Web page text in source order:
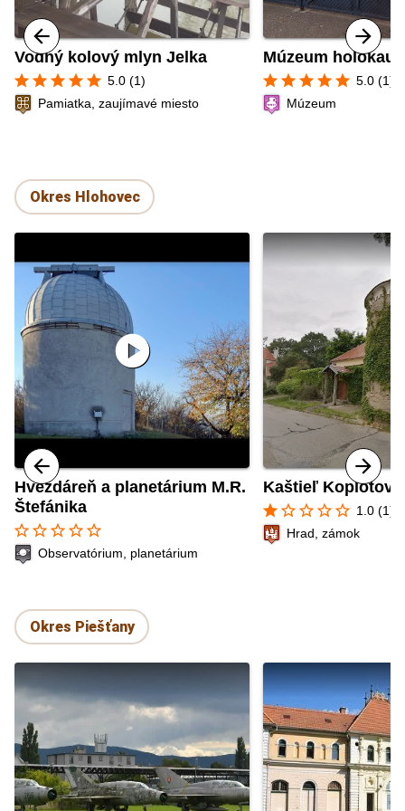
Vodný kolový mlyn Jelka
star star star star star 5.0 (1)
Pamiatka, zaujímavé miesto
Múzeum
star star star star star 5.0 (1)
Múzeum
Okres Hlohovec
play_circle
Hvezdáreň a planetárium M.R.
Štefánika
star_border star_border star_border star_border star_border
Observatórium, planetárium
Kaštieľ
star star_border star_border star_border star_border 1.0 (1)
Hrad, zámok
Okres Piešťany